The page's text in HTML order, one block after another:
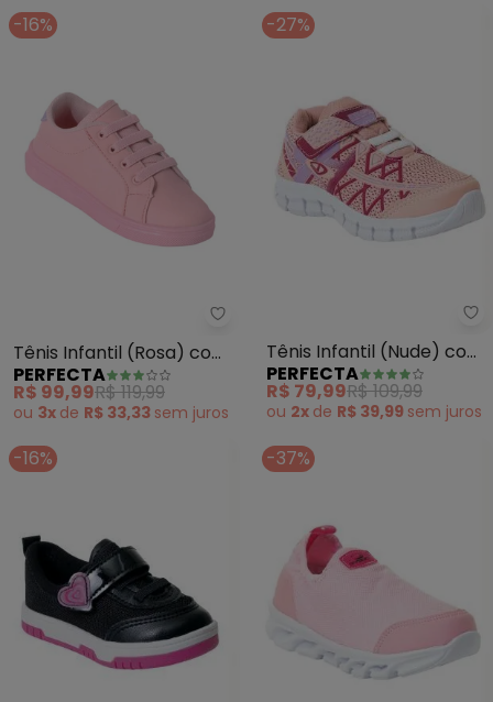
-16%
Perfecta - Tênis Infantil (Rosa)
Tênis Infantil (Rosa) com
Cadarço em Elástico
PERFECTA
R$ 99,99R$ 119,99
ou 3x de R$ 33,33 sem juros
-27%
Tênis Infantil (Nude) com
Velcro
PERFECTA
R$ 79,99R$ 109,99
ou 2x de R$ 39,99 sem juros
-16% -37%